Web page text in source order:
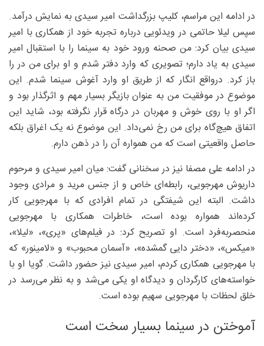
در ادامه این مراسم، کلیپ بزرگداشت امیر سیدی به نمایش درآمد.
سپس لیلا حاتمی در ویدئویی درباره تجربه خود از همکاری با امیر
سیدی بیان کرد: من صحنه ورود خود به سینما را با استقبال امیر
سیدی به یاد دارم؛ تصویری که وارد دفتر شدم و او برای من در را
باز کرد. درواقع انگار که از طریق او وارد آغوش سینما شدم. این
موضوع در موفقیت من به عنوان بازیگر بسیار مهم و اثرگذار بود و
اگر او با روی خوش و مهربان در درگاه قرار نگرفته بود، شاید این
اتفاق هیچ‌گاه برای من رخ نمی‌داد. این موضوع نه یک اغراق بلکه
حاصل واقعیتی است که من همواره آن را در ذهن دارم.
در ادامه علی مصفا نیز در سخنانی گفت: میان امیر سیدی و مرحوم
داریوش مهرجویی، رابطه‌ای خاص و از جنس مرید و مرادی وجود
داشت. البته این شیفتگی در تمام افرادی که با مهرجویی کار
کرده‌اند همواره بوده است، خاطرات همکاری با مهرجویی
منحصربه‌فرد است. او تصریح کرد: در فیلم‌های «پری»، «لیلا»،
«میکس»، «دختر دایی گمشده»، «آسمان محبوب» و «لامینور» که
با مهرجویی همکاری کردم، امیر سیدی نیز حضور داشت. گویا او با
خواسته‌های کارگردان و دیدگاه او یکی می‌شد و به نظر می‌رسد در
خلق لحظات با مهرجویی سهیم بوده است.
آموختن در سینما بسیار سخت است